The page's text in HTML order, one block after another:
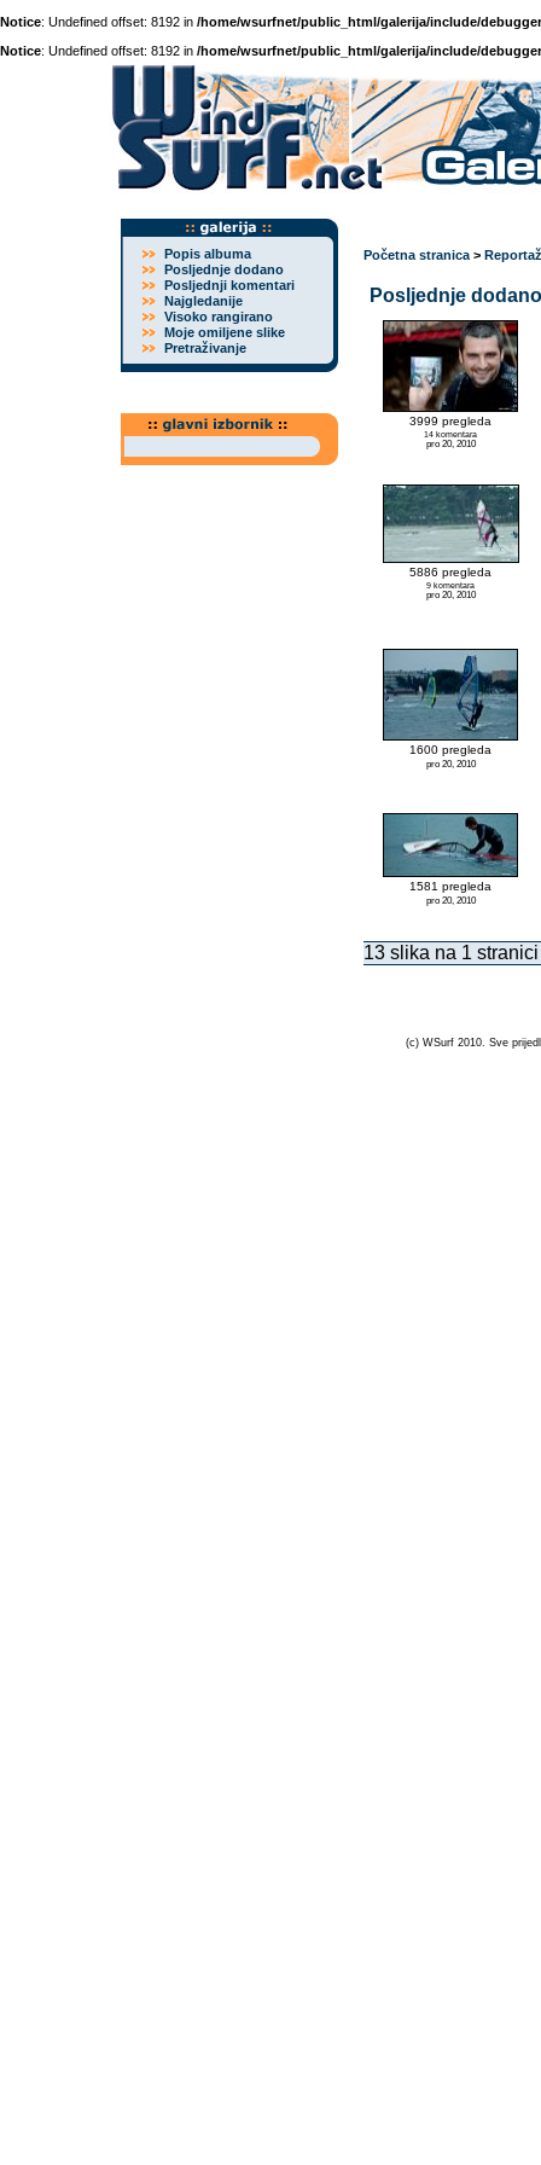
Notice: Undefined offset: 8192 in /home/wsurfnet/public_html/galerija/include/
Notice: Undefined offset: 8192 in /home/wsurfnet/public_html/galerija/include/
Popis albuma
Posljednje dodano
Posljednji komentari
Najgledanije
Visoko rangirano
Moje omiljene slike
Pretraživanje
Početna stranica >
Posljednje
3999 pregleda
14 komentara
pro 20, 2010
5886 pregleda
9 komentara
pro 20, 2010
1600 pregleda
pro 20, 2010
1581 pregleda
pro 20, 2010
13 slika na 1 stranici
(c) WSurf 2010. Sve